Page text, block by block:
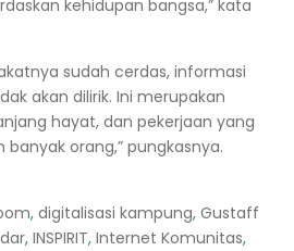
kehidupan bangsa,” kata
sudah cerdas, informasi
akan dilirik. Ini merupakan
hayat, dan pekerjaan yang
banyak orang,” pungkasnya.
, digitalisasi kampung, Gustaff
, INSPIRIT, Internet Komunitas,